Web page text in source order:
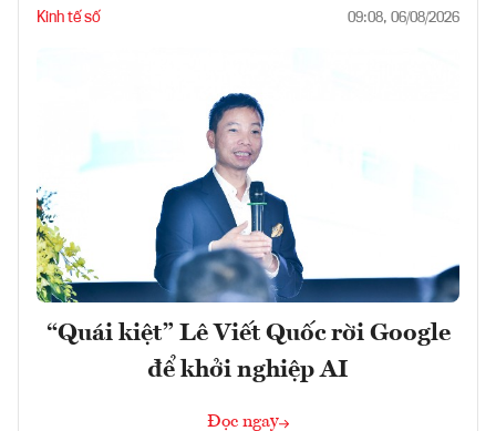
Kinh tế số 09:08, 06/08/2026
“Quái kiệt” Lê Viết Quốc rời Google
để khởi nghiệp AI
Đọc ngay